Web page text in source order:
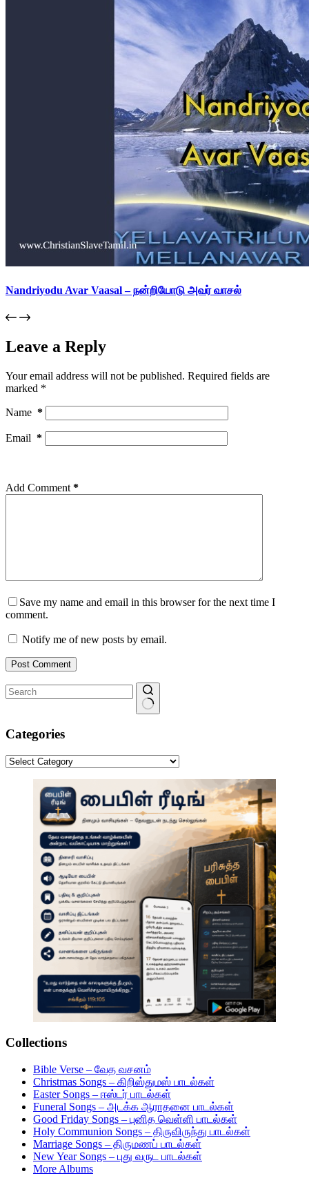
Nandriyodu Avar Vaasal – நன்றியோடு அவர் வாசல்
Leave a Reply
Your email address will not be published. Required fields are
marked *
Name *
Email *
Add Comment *
Save my name and email in this browser for the next time I
comment.
Notify me of new posts by email.
Post Comment
results
Categories
Categories
Collections
Bible Verse – வேத வசனம்
Christmas Songs – கிறிஸ்துமஸ் பாடல்கள்
Easter Songs – ஈஸ்டர் பாடல்கள்
Funeral Songs – அடக்க ஆராதனை பாடல்கள்
Good Friday Songs – புனித வெள்ளி பாடல்கள்
Holy Communion Songs – திருவிருந்து பாடல்கள்
Marriage Songs – திருமணப் பாடல்கள்
New Year Songs – புது வருட பாடல்கள்
More Albums